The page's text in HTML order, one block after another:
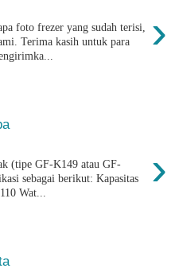
›
foto frezer yang sudah terisi,
Terima kasih untuk para
›
(tipe GF-K149 atau GF-
sebagai berikut: Kapasitas
Wat...